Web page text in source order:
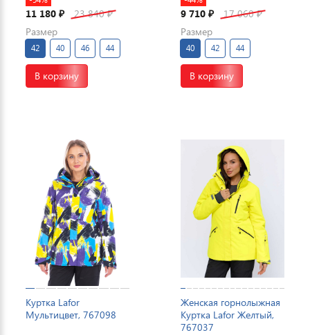
11 180 ₽ 23 840₽
Размер
42 40 46 44
В корзину
9 710 ₽ 17 060₽
Размер
40 42 44
В корзину
Куртка Lafor
Мультицвет, 767098
Женская горнолыжная
Куртка Lafor Желтый,
767037